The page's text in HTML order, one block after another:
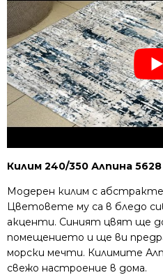
Килим 240/350 Алпина
Модерен килим с
Цветовете му са в бледо
акценти. Синият цвят ще
помещението и ще ви
морски мечти. Килимите
свежо настроение в дома.